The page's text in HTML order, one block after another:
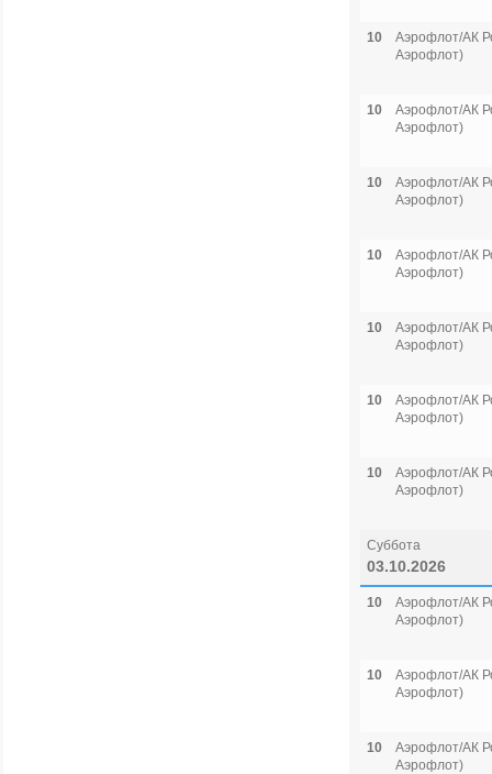
10
Аэрофлот/АК
Аэрофлот)
10
Аэрофлот/АК
Аэрофлот)
10
Аэрофлот/АК
Аэрофлот)
10
Аэрофлот/АК
Аэрофлот)
10
Аэрофлот/АК
Аэрофлот)
10
Аэрофлот/АК
Аэрофлот)
10
Аэрофлот/АК
Аэрофлот)
Суббота
03.10.2026
10
Аэрофлот/АК
Аэрофлот)
10
Аэрофлот/АК
Аэрофлот)
10
Аэрофлот/АК
Аэрофлот)